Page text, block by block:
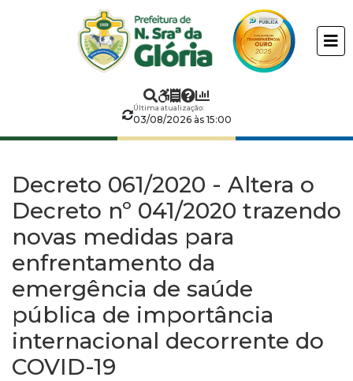
Prefeitura
Municipal
Nossa
Senhora
da
Glória
Última atualização:
03/08/2026 às 15:00
Decreto 061/2020 - Altera o
Decreto nº 041/2020 trazendo
novas medidas para
enfrentamento da
emergência de saúde
pública de importância
internacional decorrente do
COVID-19